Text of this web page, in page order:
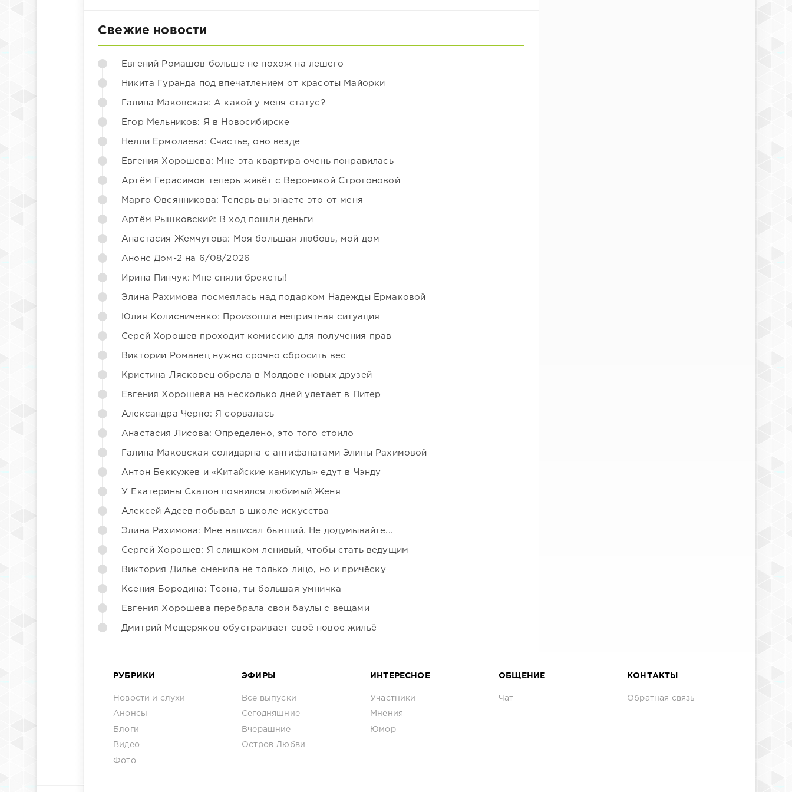
Свежие новости
Евгений Ромашов больше не похож на лешего
Никита Гуранда под впечатлением от красоты Майорки
Галина Маковская: А какой у меня статус?
Егор Мельников: Я в Новосибирске
Нелли Ермолаева: Счастье, оно везде
Евгения Хорошева: Мне эта квартира очень понравилась
Артём Герасимов теперь живёт с Вероникой Строгоновой
Марго Овсянникова: Теперь вы знаете это от меня
Артём Рышковский: В ход пошли деньги
Анастасия Жемчугова: Моя большая любовь, мой дом
Анонс Дом-2 на 6/08/2026
Ирина Пинчук: Мне сняли брекеты!
Элина Рахимова посмеялась над подарком Надежды Ермаковой
Юлия Колисниченко: Произошла неприятная ситуация
Серей Хорошев проходит комиссию для получения прав
Виктории Романец нужно срочно сбросить вес
Кристина Лясковец обрела в Молдове новых друзей
Евгения Хорошева на несколько дней улетает в Питер
Александра Черно: Я сорвалась
Анастасия Лисова: Определено, это того стоило
Галина Маковская солидарна с антифанатами Элины Рахимовой
Антон Беккужев и «Китайские каникулы» едут в Чэнду
У Екатерины Скалон появился любимый Женя
Алексей Адеев побывал в школе искусства
Элина Рахимова: Мне написал бывший. Не додумывайте...
Сергей Хорошев: Я слишком ленивый, чтобы стать ведущим
Виктория Дилье сменила не только лицо, но и причёску
Ксения Бородина: Теона, ты большая умничка
Евгения Хорошева перебрала свои баулы с вещами
Дмитрий Мещеряков обустраивает своё новое жильё
РУБРИКИ
Новости и слухи
Анонсы
Блоги
Видео
Фото
ЭФИРЫ
Все выпуски
Сегодняшние
Вчерашние
Остров Любви
ИНТЕРЕСНОЕ
Участники
Мнения
Юмор
ОБЩЕНИЕ
Чат
КОНТАКТЫ
Обратная связь